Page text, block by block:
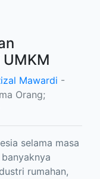
Mawardi -
Orang;
selama masa
rumahan,